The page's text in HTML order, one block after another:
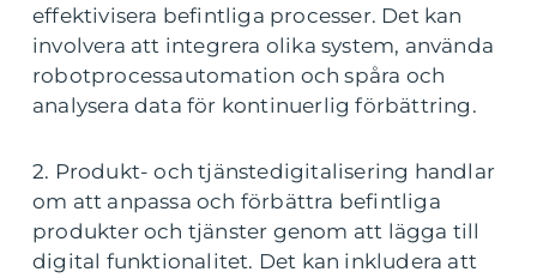
effektivisera befintliga processer. Det kan
involvera att integrera olika system, använda
robotprocessautomation och spåra och
analysera data för kontinuerlig förbättring.
2. Produkt- och tjänstedigitalisering handlar
om att anpassa och förbättra befintliga
produkter och tjänster genom att lägga till
digital funktionalitet. Det kan inkludera att